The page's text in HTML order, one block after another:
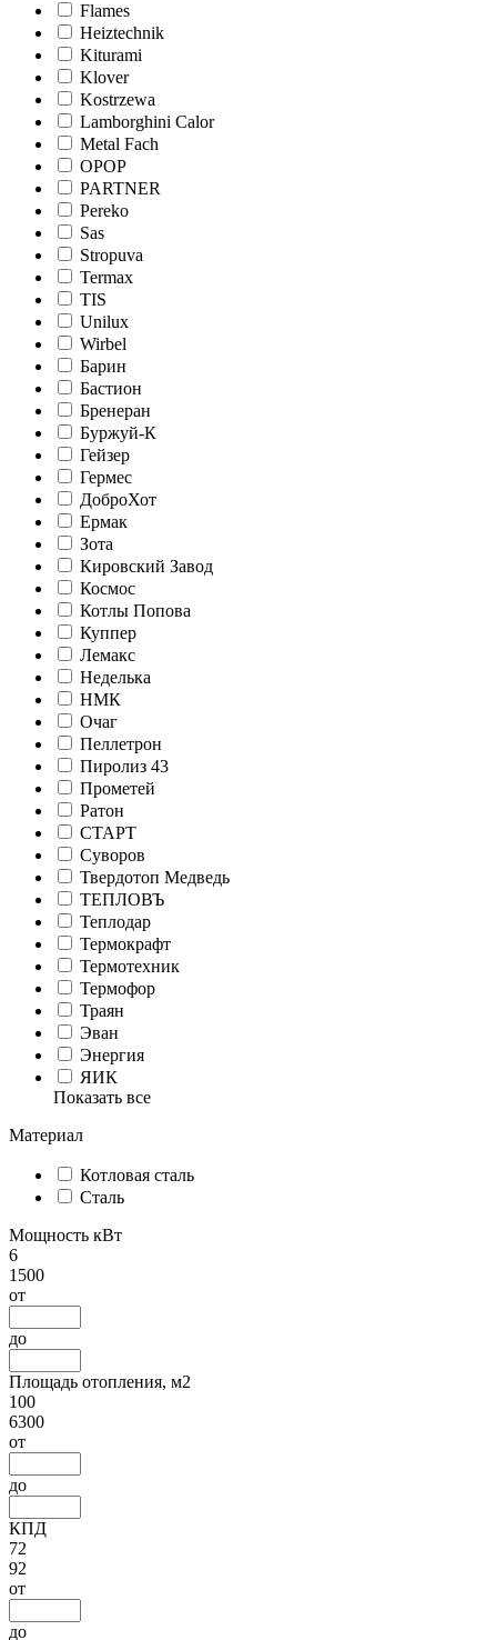
Flames
Heiztechnik
Kiturami
Klover
Kostrzewa
Lamborghini Calor
Metal Fach
OPOP
PARTNER
Pereko
Sas
Stropuva
Termax
TIS
Unilux
Wirbel
Барин
Бастион
Бренеран
Буржуй-К
Гейзер
Гермес
ДоброХот
Ермак
Зота
Кировский Завод
Космос
Котлы Попова
Куппер
Лемакс
Неделька
НМК
Очаг
Пеллетрон
Пиролиз 43
Прометей
Ратон
СТАРТ
Суворов
Твердотоп Медведь
ТЕПЛОВЪ
Теплодар
Термокрафт
Термотехник
Термофор
Траян
Эван
Энергия
ЯИК
Показать все
Материал
Котловая сталь
Сталь
Мощность кВт
6
1500
от
до
Площадь отопления, м2
100
6300
от
до
КПД
72
92
от
до